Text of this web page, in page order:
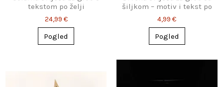
tekstom po želji
24,99 €
Pogled
šiljkom – motiv i tekst po
izboru
4,99 €
Pogled